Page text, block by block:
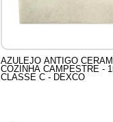
AZULEJO ANTIGO
COZINHA CAMPESTRE -
CLASSE C - DEXCO